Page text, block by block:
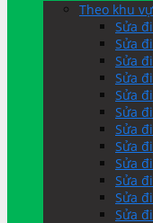
Theo khu
Sửa
Sửa
Sửa
Sửa
Sửa
Sửa
Sửa
Sửa
Sửa
Sửa
Sửa
Sửa